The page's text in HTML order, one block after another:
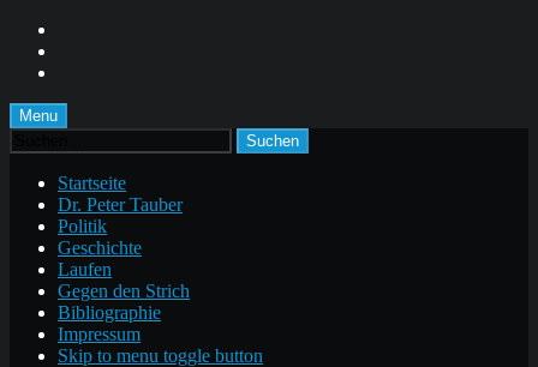
content
footer
Menu
Suchen
nach:
Startseite
Dr. Peter Tauber
Politik
Geschichte
Laufen
Gegen den Strich
Bibliographie
Impressum
Skip to menu toggle button